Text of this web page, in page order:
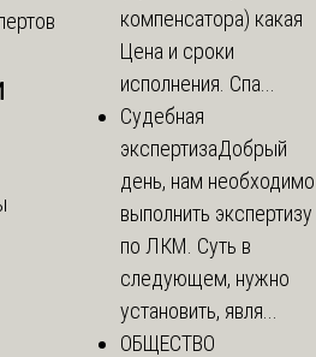
компенсатора) какая
Цена и сроки
исполнения. Спа...
Судебная
экспертизаДобрый
день, нам необходимо
выполнить экспертизу
по ЛКМ. Суть в
следующем, нужно
установить, явля...
ОБЩЕСТВО